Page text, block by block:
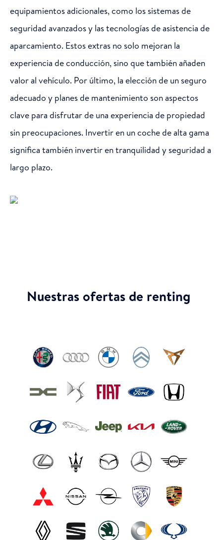
equipamientos adicionales, como los sistemas de
seguridad avanzados y las tecnologías de asistencia de
aparcamiento. Estos extras no solo mejoran la
experiencia de conducción, sino que también añaden
valor al vehículo. Por último, la elección de un seguro
adecuado y planes de mantenimiento son aspectos
clave para disfrutar de una experiencia de propiedad
sin preocupaciones. Invertir en un coche de alta gama
significa también invertir en tranquilidad y seguridad a
largo plazo.
Nuestras ofertas de renting